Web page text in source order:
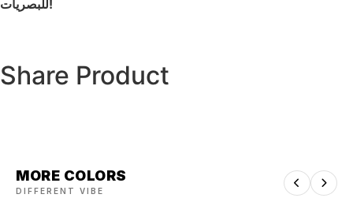
للبصريات!
Share Product
MORE COLORS
DIFFERENT VIBE